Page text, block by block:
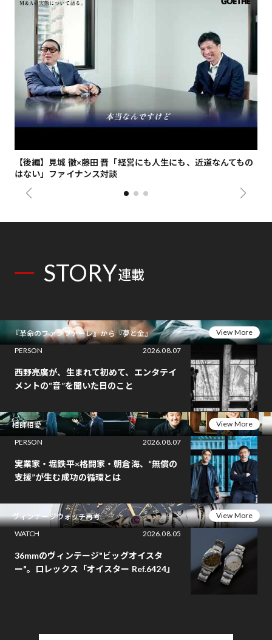
【後編】見城 徹×藤田 晋「経営にも人生にも、近道なんてもの
はない」ファイナンス対談
STORY連載
『革命のファンファーレ』から『夢と金』
View More
PERSON
2026.08.07
西野亮廣が、生まれて初めて、エンタテイ
メントの“音”を聞いた日のこと
相師相愛
View More
PERSON
2026.08.07
実業家・堀鉄平×格闘家・朝倉海、“無償の
支援”が生む成功の循環とは
ヴィンテージウォッチ再考
View More
WATCH
2026.08.05
36mmのヴィンテージ"ビッグオイスタ
ー"。ロレックス「オイスター Ref.6424」